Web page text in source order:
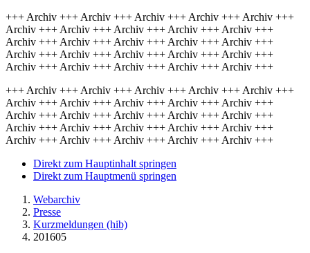
+++ Archiv +++ Archiv +++ Archiv +++ Archiv +++ Archiv +++
Archiv +++ Archiv +++ Archiv +++ Archiv +++ Archiv +++
Archiv +++ Archiv +++ Archiv +++ Archiv +++ Archiv +++
Archiv +++ Archiv +++ Archiv +++ Archiv +++ Archiv +++
Archiv +++ Archiv +++ Archiv +++ Archiv +++ Archiv +++
+++ Archiv +++ Archiv +++ Archiv +++ Archiv +++ Archiv +++
Archiv +++ Archiv +++ Archiv +++ Archiv +++ Archiv +++
Archiv +++ Archiv +++ Archiv +++ Archiv +++ Archiv +++
Archiv +++ Archiv +++ Archiv +++ Archiv +++ Archiv +++
Archiv +++ Archiv +++ Archiv +++ Archiv +++ Archiv +++
Direkt zum Hauptinhalt springen
Direkt zum Hauptmenü springen
Webarchiv
Presse
Kurzmeldungen (hib)
201605